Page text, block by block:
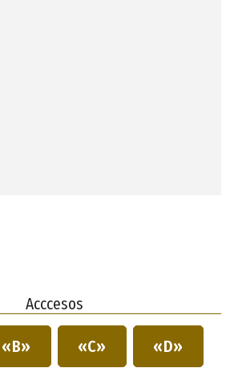
Acccesos
«B» «C» «D»